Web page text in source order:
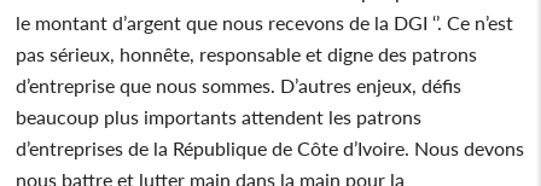
le montant d’argent que nous recevons de la DGI ‘’. Ce n’est
pas sérieux, honnête, responsable et digne des patrons
d’entreprise que nous sommes. D’autres enjeux, défis
beaucoup plus importants attendent les patrons
d’entreprises de la République de Côte d’Ivoire. Nous devons
nous battre et lutter main dans la main pour la